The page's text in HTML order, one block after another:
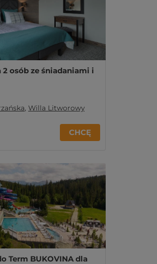
2 osób ze śniadaniami i
, Willa Litworowy
CHCĘ
Term BUKOVINA dla